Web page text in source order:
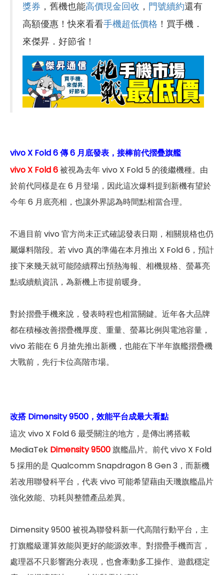
獎券 ，舊機也能高價現金回收 ， 門號續約還有
高額優惠！快來看看手機超低價格 ！買手機．
來傑昇．好節省！
vivo X Fold 6 傳 6 月底發表，接棒前代摺疊旗艦
vivo X Fold 6被視為去年 vivo X Fold 5 的後繼機種。由
於前代同樣是在 6 月登場，因此這次爆料提到新機有望於
今年 6 月底亮相，也讓外界認為時間點相當合理。
不過目前 vivo 官方尚未正式確認發表日期，相關規格也仍
屬爆料階段。若 vivo 真的準備在本月推出 X Fold 6，預計
接下來幾天就可能陸續釋出預熱海報、相機規格、螢幕亮
點或續航資訊，為新機上市提前暖身。
對於摺疊手機來說，發表時程也相當關鍵。近年各大品牌
都在積極改善摺疊機厚度、重量、螢幕比例與電池容量，
vivo 若能在 6 月搶先推出新機，也能在下半年旗艦摺疊機
大戰前，先行卡位高階市場。
改搭 Dimensity 9500，效能平台成最大看點
這次 vivo X Fold 6 最受關注的地方，是傳出將搭載
MediaTek Dimensity 9500旗艦晶片。前代 vivo X Fold
5 採用的是 Qualcomm Snapdragon 8 Gen 3，而新機
若改用聯發科平台，代表 vivo 可能希望藉由天璣旗艦晶片
強化效能、功耗與整體產品差異。
Dimensity 9500 被視為聯發科新一代高階行動平台，主
打旗艦級運算效能與更好的能源效率。對摺疊手機而言，
處理器不只影響跑分表現，也會牽動多工操作、遊戲穩定